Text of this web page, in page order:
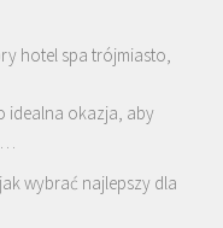
hotel spa trójmiasto,
idealna okazja, aby
…
wybrać najlepszy dla